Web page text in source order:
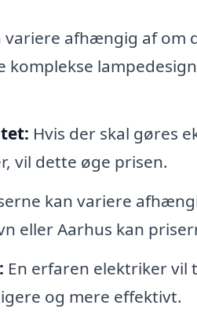
variere afhængig af om
Hvis der skal gøres
vil dette øge prisen.
kan variere
eller Aarhus kan
En erfaren elektriker vil
og mere effektivt.